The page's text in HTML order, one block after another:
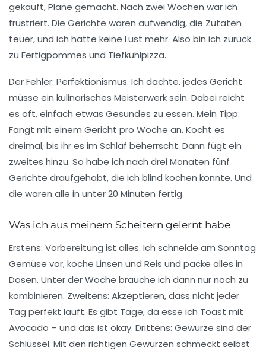
gekauft, Pläne gemacht. Nach zwei Wochen war ich
frustriert. Die Gerichte waren aufwendig, die Zutaten
teuer, und ich hatte keine Lust mehr. Also bin ich zurück
zu Fertigpommes und Tiefkühlpizza.
Der Fehler: Perfektionismus. Ich dachte, jedes Gericht
müsse ein kulinarisches Meisterwerk sein. Dabei reicht
es oft, einfach etwas Gesundes zu essen. Mein Tipp:
Fangt mit einem Gericht pro Woche an. Kocht es
dreimal, bis ihr es im Schlaf beherrscht. Dann fügt ein
zweites hinzu. So habe ich nach drei Monaten fünf
Gerichte draufgehabt, die ich blind kochen konnte. Und
die waren alle in unter 20 Minuten fertig.
Was ich aus meinem Scheitern gelernt habe
Erstens: Vorbereitung ist alles. Ich schneide am Sonntag
Gemüse vor, koche Linsen und Reis und packe alles in
Dosen. Unter der Woche brauche ich dann nur noch zu
kombinieren. Zweitens: Akzeptieren, dass nicht jeder
Tag perfekt läuft. Es gibt Tage, da esse ich Toast mit
Avocado – und das ist okay. Drittens: Gewürze sind der
Schlüssel. Mit den richtigen Gewürzen schmeckt selbst